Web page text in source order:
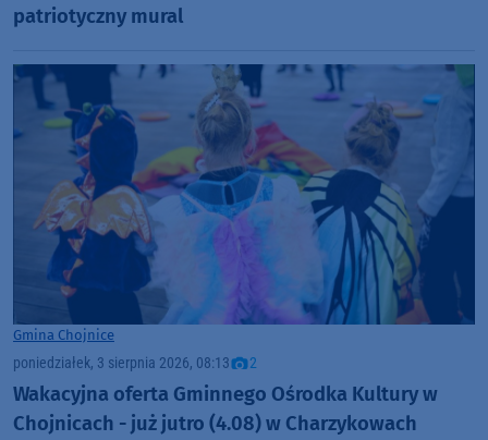
patriotyczny mural
Gmina Chojnice
poniedziałek, 3 sierpnia 2026, 08:13 2
Wakacyjna oferta Gminnego Ośrodka Kultury w
Chojnicach - już jutro (4.08) w Charzykowach